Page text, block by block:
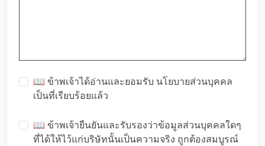
📖 ข้าพเจ้าได้อ่านและยอมรับ นโยบายส่วนบุคคล
เป็นที่เรียบร้อยแล้ว
📖 ข้าพเจ้ายืนยันและรับรองว่าข้อมูลส่วนบุคคลใดๆ
ที่ได้ให้ไว้แก่บริษัทนั้นเป็นความจริง ถูกต้องสมบูรณ์